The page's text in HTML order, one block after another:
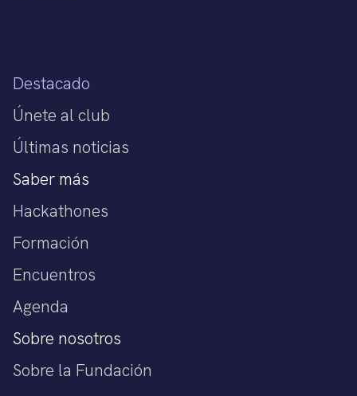
Destacado
Únete al club
Últimas noticias
Saber más
Hackathones
Formación
Encuentros
Agenda
Sobre nosotros
Sobre la Fundación